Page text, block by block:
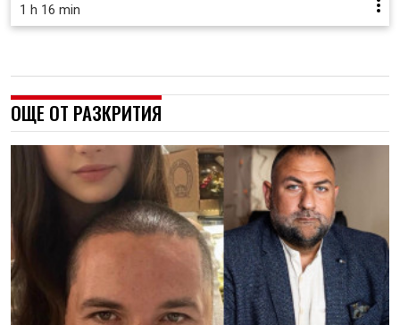
1 h 16 min
ОЩЕ ОТ РАЗКРИТИЯ